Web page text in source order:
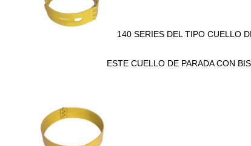
140 SERIES DEL TIPO CUELLO
ESTE CUELLO DE PARADA CON BISAGRAS